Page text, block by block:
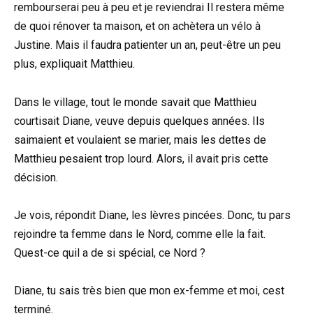
rembourserai peu à peu et je reviendrai Il restera même
de quoi rénover ta maison, et on achètera un vélo à
Justine. Mais il faudra patienter un an, peut-être un peu
plus, expliquait Matthieu.
Dans le village, tout le monde savait que Matthieu
courtisait Diane, veuve depuis quelques années. Ils
saimaient et voulaient se marier, mais les dettes de
Matthieu pesaient trop lourd. Alors, il avait pris cette
décision.
Je vois, répondit Diane, les lèvres pincées. Donc, tu pars
rejoindre ta femme dans le Nord, comme elle la fait.
Quest-ce quil a de si spécial, ce Nord ?
Diane, tu sais très bien que mon ex-femme et moi, cest
terminé.